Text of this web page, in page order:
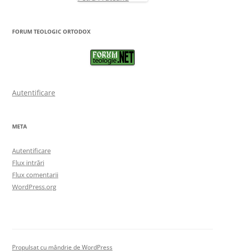
FORUM TEOLOGIC ORTODOX
Autentificare
META
Autentificare
Flux intrări
Flux comentarii
WordPress.org
Propulsat cu mândrie de WordPress